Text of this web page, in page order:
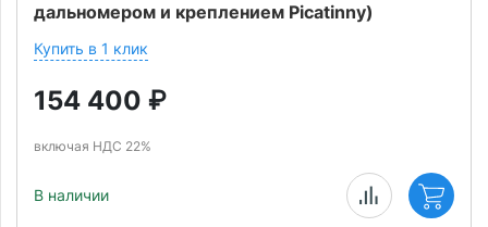
дальномером и креплением Picatinny)
Купить в 1 клик
154 400 ₽
включая НДС 22%
В наличии